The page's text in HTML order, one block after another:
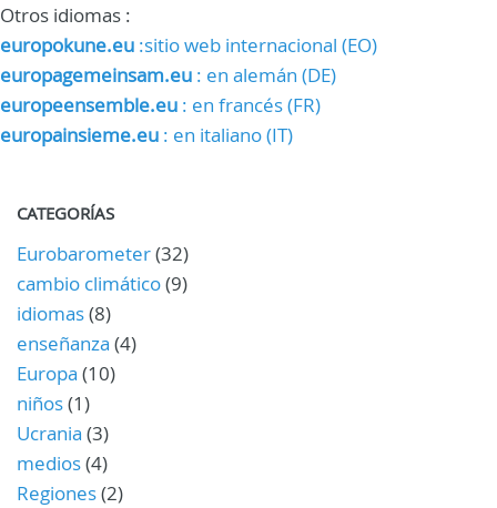
Otros idiomas :
europokune.eu :sitio web internacional (EO)
europagemeinsam.eu : en alemán (DE)
europeensemble.eu : en francés (FR)
europainsieme.eu : en italiano (IT)
CATEGORÍAS
Eurobarometer(32)
cambio climático(9)
idiomas(8)
enseñanza (4)
Europa (10)
niños(1)
Ucrania (3)
medios(4)
Regiones(2)